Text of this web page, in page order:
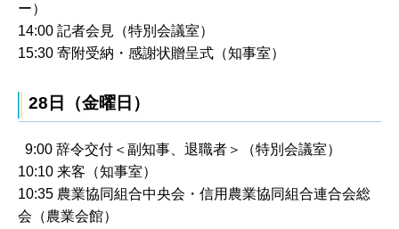
ー）
14:00 記者会見（特別会議室）
15:30 寄附受納・感謝状贈呈式（知事室）
28日（金曜日）
9:00 辞令交付＜副知事、退職者＞（特別会議室）
10:10 来客（知事室）
10:35 農業協同組合中央会・信用農業協同組合連合会総
会（農業会館）